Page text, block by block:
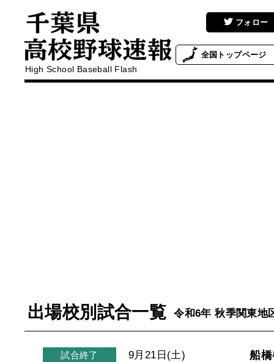
High School Baseball Flash
フォロー
全国 トップページ
出場校別試合一覧 令和6年 秋季関東地
試合終了 9月21日(土) 船